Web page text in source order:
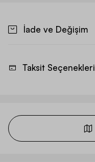
İade ve Değişim
Taksit Seçenekleri